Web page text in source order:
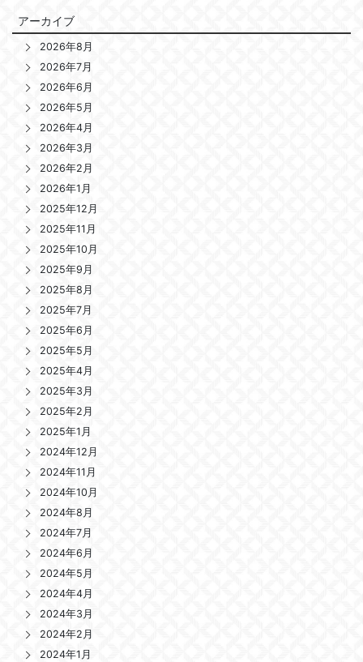
アーカイブ
2026年8月
2026年7月
2026年6月
2026年5月
2026年4月
2026年3月
2026年2月
2026年1月
2025年12月
2025年11月
2025年10月
2025年9月
2025年8月
2025年7月
2025年6月
2025年5月
2025年4月
2025年3月
2025年2月
2025年1月
2024年12月
2024年11月
2024年10月
2024年8月
2024年7月
2024年6月
2024年5月
2024年4月
2024年3月
2024年2月
2024年1月